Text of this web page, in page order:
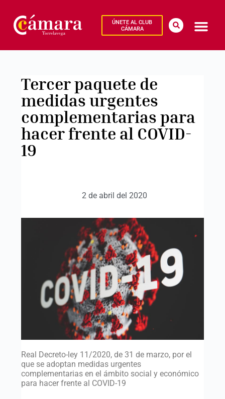
ÚNETE AL CLUB
CÁMARA
Tercer paquete de
medidas urgentes
complementarias para
hacer frente al COVID-
19
2 de abril del 2020
Real Decreto-ley 11/2020, de 31 de marzo, por el
que se adoptan medidas urgentes
complementarias en el ámbito social y económico
para hacer frente al COVID-19